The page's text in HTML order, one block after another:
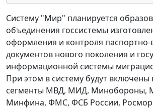
Систему "Мир" планируется
объединения госсистемы
оформления и контроля паспортно-
документов нового поколения и
информационной системы
При этом в систему будут
сегменты МВД, МИД, Минобороны,
Минфина, ФМС, ФСБ России,